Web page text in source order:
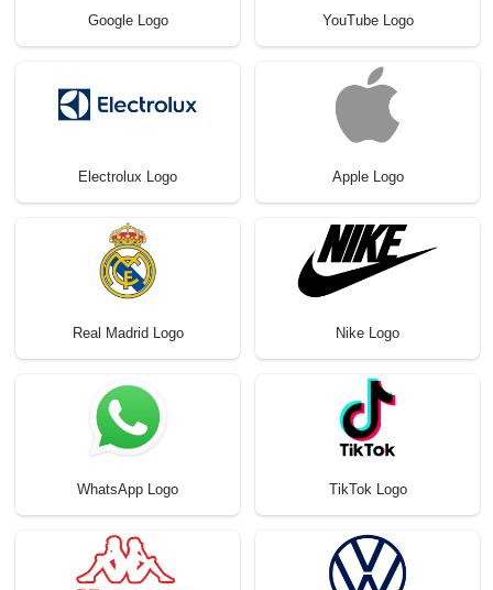
Google Logo YouTube Logo
Electrolux Logo Apple Logo
Real Madrid Logo Nike Logo
WhatsApp Logo TikTok Logo